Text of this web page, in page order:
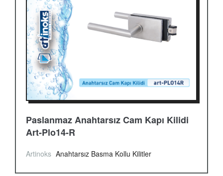
Paslanmaz Anahtarsız Cam Kapı Kilidi
Art-Plo14-R
Artinoks Anahtarsız Basma Kollu Kilitler